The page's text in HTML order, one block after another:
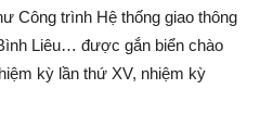
Công trình Hệ thống giao thông
Liêu… được gắn biển chào
kỳ lần thứ XV, nhiệm kỳ